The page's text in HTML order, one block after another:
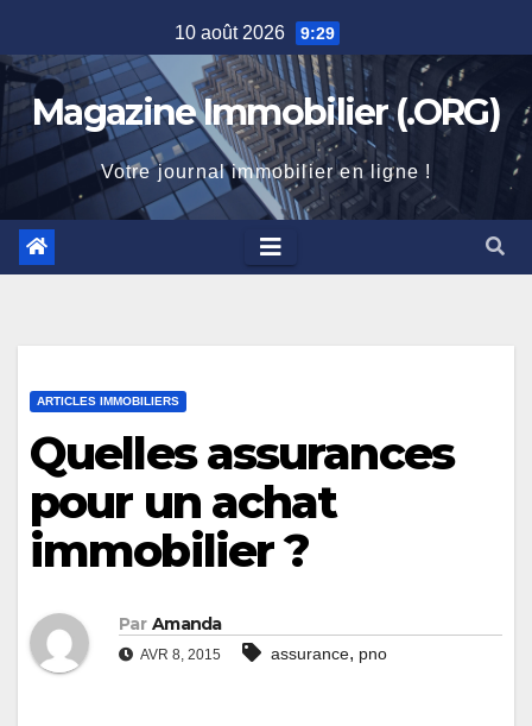
to
content
10 août 2026 9:29
Magazine Immobilier (.ORG)
Votre journal immobilier en ligne !
ARTICLES IMMOBILIERS
Quelles assurances
pour un achat
immobilier ?
Par Amanda
AVR 8, 2015 assurance, pno